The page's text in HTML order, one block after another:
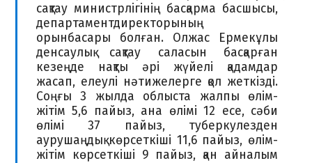
сақтау министрлігінің басқарма басшысы,
департаментдиректорының
орынбасары болған. Олжас Ермекұлы
денсаулық сақтау саласын басқарған
кезеңде нақты әрі жүйелі қадамдар
жасап, елеулі нәтижелерге қол жеткізді.
Соңғы 3 жылда облыста жалпы өлім-
жітім 5,6 пайыз, ана өлімі 12 есе, сәби
өлімі 37 пайыз, туберкулезден
аурушаңдық көрсеткіші 11,6 пайыз, өлім-
жітім көрсеткіші 9 пайыз, қан айналым